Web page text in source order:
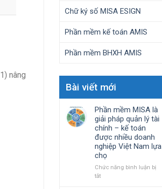
nâng
Chữ ký số MISA ESIGN
Phần mềm kế toán AMIS
Phần mềm BHXH AMIS
Bài viết mới
Phần mềm MISA là
giải pháp quản lý tài
chính – kế toán
được nhiều doanh
nghiệp Việt Nam lựa
chọ
Chức năng bình luận bị
tắtở